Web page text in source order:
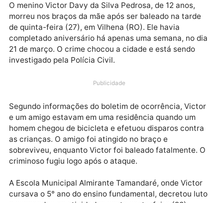
morreu nos braços da mãe após ser baleado na tarde
completado aniversário há apenas uma semana, no
21 de março. O crime chocou a cidade e está sendo
investigado pela Polícia Civil.
Publicidade
Segundo informações do boletim de ocorrência,
e um amigo estavam em uma residência quando um